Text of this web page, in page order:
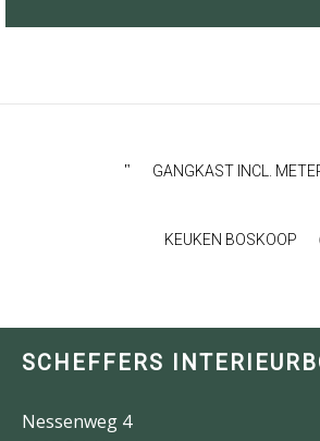
GANGKAST INCL.
KEUKEN BOSKOOP
SCHEFFERS
Nessenweg 4